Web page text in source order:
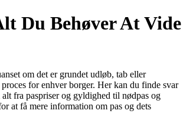
Du Behøver At Vide
om det er grundet udløb, tab eller
for enhver borger. Her kan du finde svar
fra paspriser og gyldighed til nødpas og
at få mere information om pas og dets